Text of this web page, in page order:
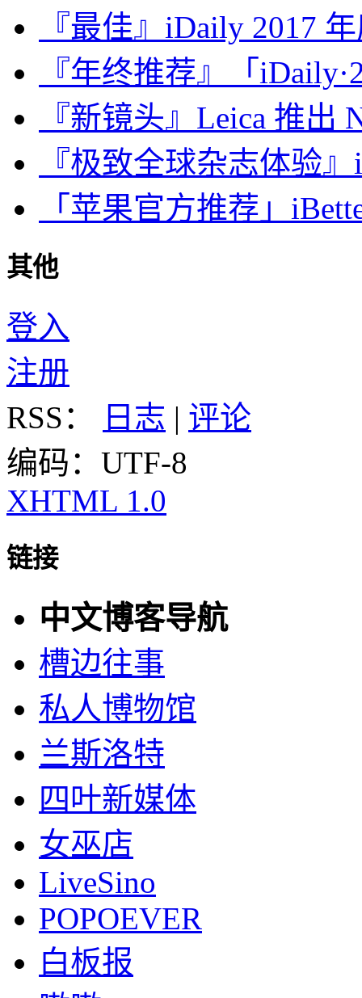
『最佳』iDaily 2017
『年终推荐』「
『新镜头』Leica 推出
『极致全球杂志体验
「苹果官方推荐」
其他
登入
注册
RSS：
日志 | 评论
编码：UTF-8
XHTML 1.0
链接
中文博客导航
槽边往事
私人博物馆
兰斯洛特
四叶新媒体
女巫店
LiveSino
POPOEVER
白板报